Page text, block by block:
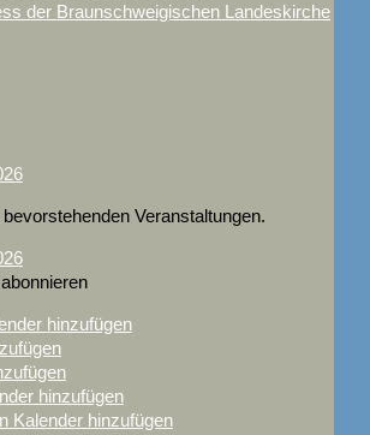
der Braunschweigischen Landeskirche
Veranstaltungen.
hinzufügen
hinzufügen
Kalender hinzufügen